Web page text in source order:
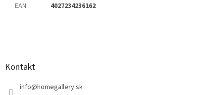
EAN: 4027234236162
Kontakt
info@homegallery.sk